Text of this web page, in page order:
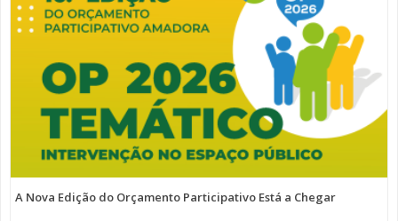
A Nova Edição do Orçamento Participativo Está a Chegar